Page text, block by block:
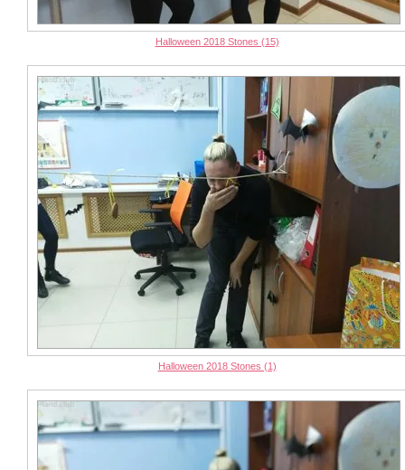
Halloween 2018 Stones (15)
Halloween 2018 Stones (1)